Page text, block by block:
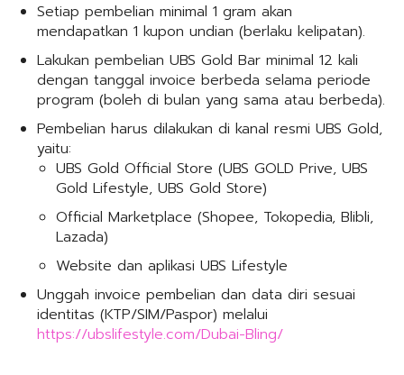
Setiap pembelian minimal 1 gram akan
mendapatkan 1 kupon undian (berlaku kelipatan).
Lakukan pembelian UBS Gold Bar minimal 12 kali
dengan tanggal invoice berbeda selama periode
program (boleh di bulan yang sama atau berbeda).
Pembelian harus dilakukan di kanal resmi UBS Gold,
yaitu:
UBS Gold Official Store (UBS GOLD Prive, UBS
Gold Lifestyle, UBS Gold Store)
Official Marketplace (Shopee, Tokopedia, Blibli,
Lazada)
Website dan aplikasi UBS Lifestyle
Unggah invoice pembelian dan data diri sesuai
identitas (KTP/SIM/Paspor) melalui
https://ubslifestyle.com/Dubai-Bling/